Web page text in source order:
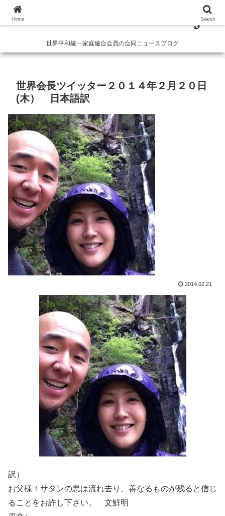
世界平和統一家庭連合会員の合同ニュースブログ
世界会長ツイッター２０１４年２月２０日
(木） 日本語訳
2014.02.21
訳）
お父様！サタンの悪は流れ去り、善なるものが残ると信じ
ることをお許し下さい。 文鮮明
Home Search